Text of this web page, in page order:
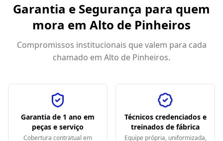
Garantia e Segurança para quem
mora em Alto de Pinheiros
Compromissos institucionais que valem para cada
chamado em Alto de Pinheiros.
Garantia de 1 ano em
peças e serviço
Cobertura contratual em
Técnicos credenciados e
treinados de fábrica
Equipe própria, uniformizada,